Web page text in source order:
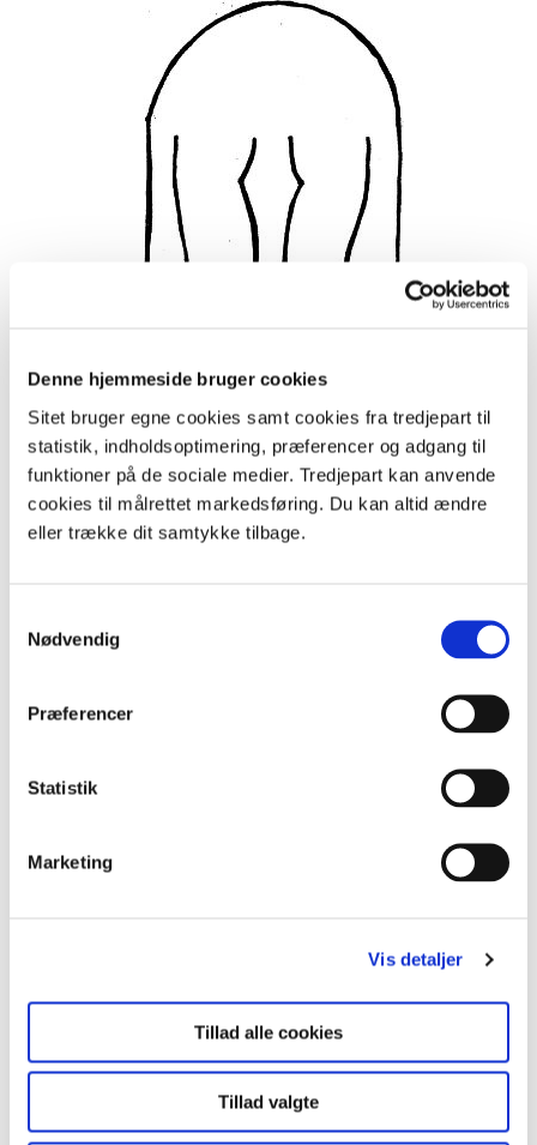
Denne hjemmeside bruger cookies
Sitet bruger egne cookies samt cookies fra tredjepart til
statistik, indholdsoptimering, præferencer og adgang til
funktioner på de sociale medier. Tredjepart kan anvende
cookies til målrettet markedsføring. Du kan altid ændre
eller trække dit samtykke tilbage.
Nødvendig
Præferencer
Statistik
Marketing
Vis detaljer
Tillad alle cookies
Tillad valgte
Skabelon til et lille hjerte med tre ben:
Klip hjerterne ud af flot genbrugspapir, almindeligt